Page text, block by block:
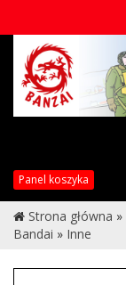
Panel koszyka
Strona główna »
Bandai » Inne